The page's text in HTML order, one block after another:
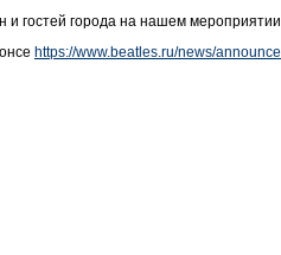
и гостей города на нашем
https://www.beatles.ru/news/